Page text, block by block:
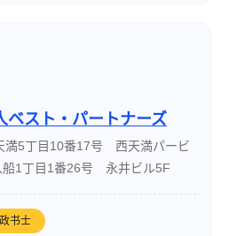
ベスト・パートナーズ
満5丁目10番17号 西天満パービ
船1丁目1番26号 永井ビル5F
书士